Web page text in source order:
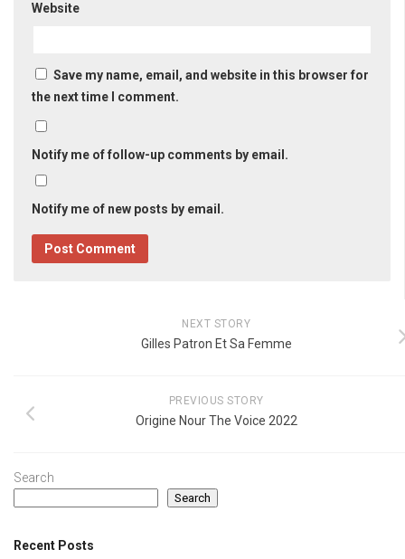
Website
Save my name, email, and website in this browser for
the next time I comment.
Notify me of follow-up comments by email.
Notify me of new posts by email.
NEXT STORY
Gilles Patron Et Sa Femme
PREVIOUS STORY
Origine Nour The Voice 2022
Search
Search
Recent Posts